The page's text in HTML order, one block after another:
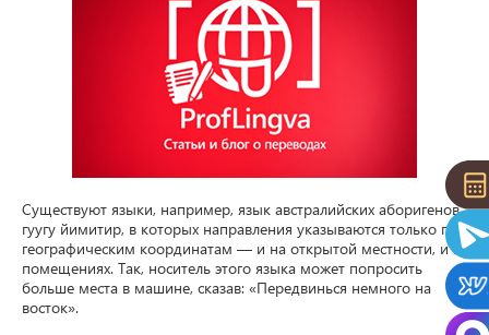
Существуют языки, например, язык австралийских аборигенов
гуугу йимитир, в которых направления указываются только по
географическим координатам — и на открытой местности, и в
помещениях. Так, носитель этого языка может попросить
больше места в машине, сказав: «Передвинься немного на
восток».